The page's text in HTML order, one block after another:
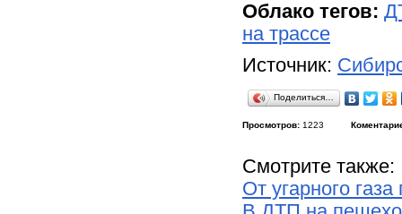
Облако тегов:
на трассе
Источник:
Поделиться…
Просмотров: 1223
Смотрите также:
От угарного